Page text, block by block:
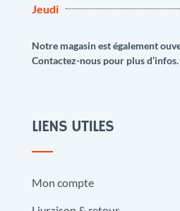
Jeudi
Notre magasin est également
Contactez-nous pour plus d’infos.
LIENS UTILES
Mon compte